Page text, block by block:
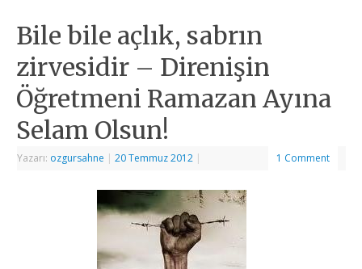
Bile bile açlık, sabrın
zirvesidir – Direnişin
Öğretmeni Ramazan Ayına
Selam Olsun!
Yazarı: ozgursahne | 20 Temmuz 2012 | 1 Comment